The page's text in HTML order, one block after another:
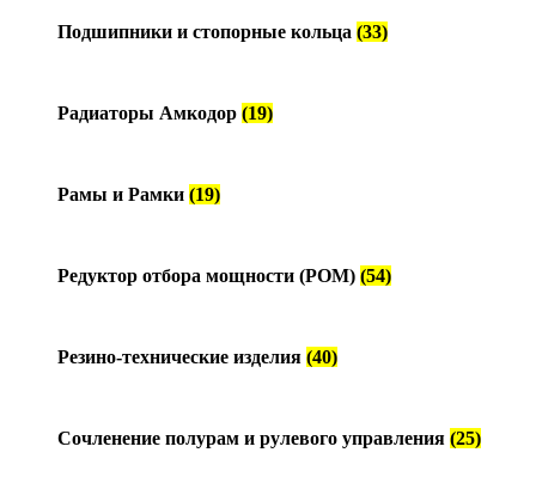
Подшипники и стопорные кольца (33)
Радиаторы Амкодор (19)
Рамы и Рамки (19)
Редуктор отбора мощности (РОМ) (54)
Резино-технические изделия (40)
Сочленение полурам и рулевого управления (25)